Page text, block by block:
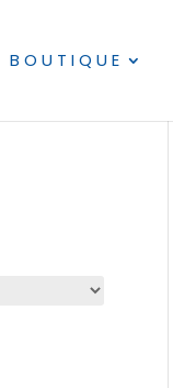
BOUTIQUE